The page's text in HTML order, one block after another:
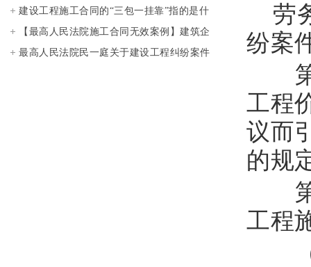
建设工程施工合同的“三包一挂靠”指的是什
么？
【最高人民法院施工合同无效案例】建筑企
业没有施工资质所签订的施工合同无效
最高人民法院民一庭关于建设工程纠纷案件
劳
纷案
工程
议而
的规
工程